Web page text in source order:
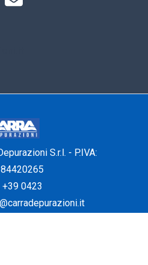
S.r.l. - P.IVA:
+39 0423